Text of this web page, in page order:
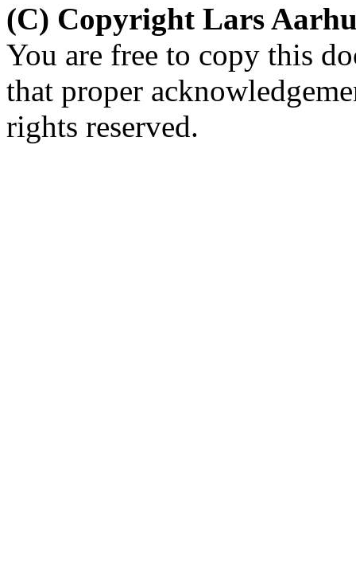
(C) Copyright Lars
You are free to copy this
that proper
rights reserved.